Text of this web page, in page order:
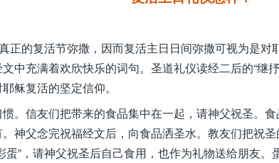
正的复活节弥撒，因而复活主日日间弥撒可视为是
中充满着欢欣快乐的词句。圣道礼仪读经二后的“继
稣复活的坚定信仰。
。信友们把带来的食品集中在一起，请神父祝圣。
神父念完祝福经文后，向食品洒圣水。教友们把祝
蛋”，请神父祝圣后自己食用，也作为礼物送给朋友